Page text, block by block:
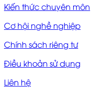
Kiến thức chuyên môn
Cơ hội nghề nghiệp
Chính sách riêng tư
Điều khoản sử dụng
Liên hệ